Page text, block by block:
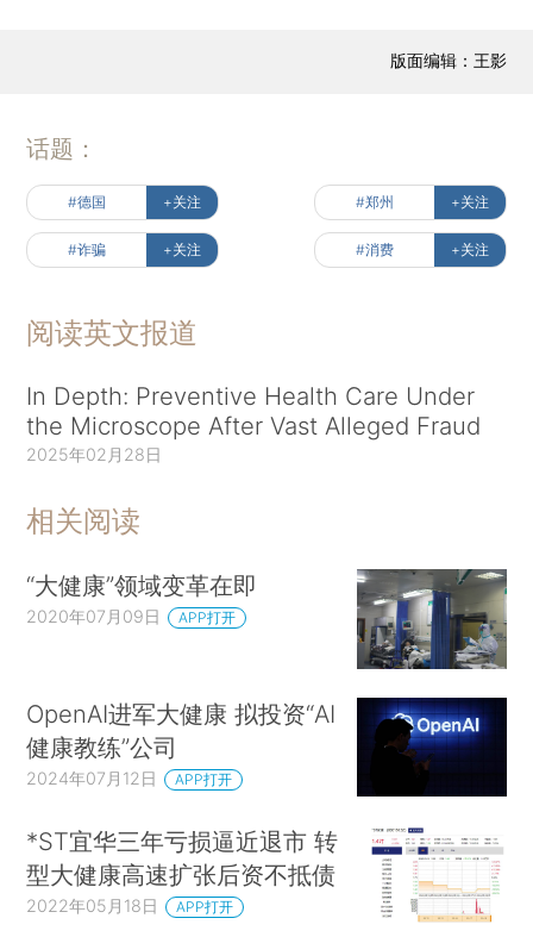
版面编辑：王影
话题：
#德国 +关注 #郑州 +关注
#诈骗 +关注 #消费 +关注
阅读英文报道
In Depth: Preventive Health Care Under
the Microscope After Vast Alleged Fraud
2025年02月28日
相关阅读
“大健康”领域变革在即
2020年07月09日 APP打开
OpenAI进军大健康 拟投资“AI
健康教练”公司
2024年07月12日 APP打开
*ST宜华三年亏损逼近退市 转
型大健康高速扩张后资不抵债
2022年05月18日 APP打开